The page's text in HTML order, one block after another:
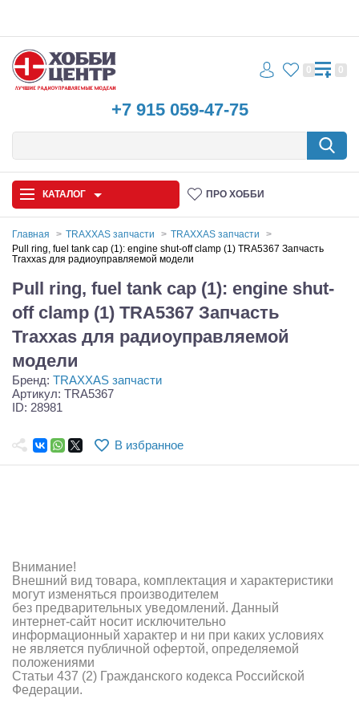
+7 915 059-47-75
0 0
КАТАЛОГ ПРО ХОББИ
Автомодели
Запчасти и аксессуары
Игрушки
Самолеты
Квадрокоптеры
Конструкторы
Зарядные устройства и блоки питания
Двигатели
Технические жидкости
Инструмент,измерительные приборы,расходники
Главная TRAXXAS запчасти
TRAXXAS запчасти
Pull ring, fuel tank cap (1): engine shut-off clamp (1) TRA5367 Запчасть
Traxxas для радиоуправляемой модели
Pull ring, fuel tank cap (1): engine shut-
off clamp (1) TRA5367 Запчасть
Traxxas для радиоуправляемой
модели
Бренд: TRAXXAS запчасти
Артикул: TRA5367
ID: 28981
В избранное
Внимание!
Внешний вид товара, комплектация и характеристики
могут изменяться производителем
без предварительных уведомлений. Данный
интернет-сайт носит исключительно
информационный характер и ни при каких условиях
не является публичной офертой, определяемой
положениями
Статьи 437 (2) Гражданского кодекса Российской
Федерации.